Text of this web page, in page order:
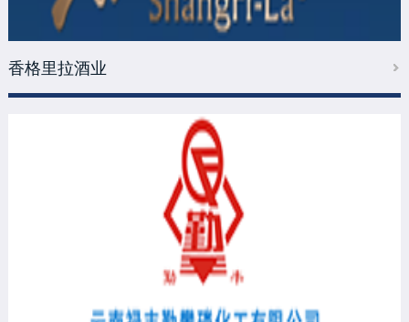
香格里拉酒业